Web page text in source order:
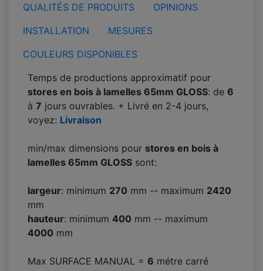
QUALITÉS DE PRODUITS
OPINIONS
INSTALLATION
MESURES
COULEURS DISPONIBLES
Temps de productions approximatif pour
stores en bois à lamelles 65mm GLOSS: de 6
à 7 jours ouvrables. + Livré en 2-4 jours,
voyez: Livraison
min/max dimensions pour stores en bois à
lamelles 65mm GLOSS sont:
largeur: minimum 270 mm -- maximum 2420
mm
hauteur: minimum 400 mm -- maximum
4000 mm
Max SURFACE MANUAL = 6 métre carré